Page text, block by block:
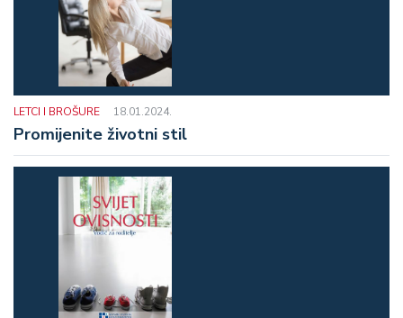
LETCI I BROŠURE 18.01.2024.
Promijenite životni stil